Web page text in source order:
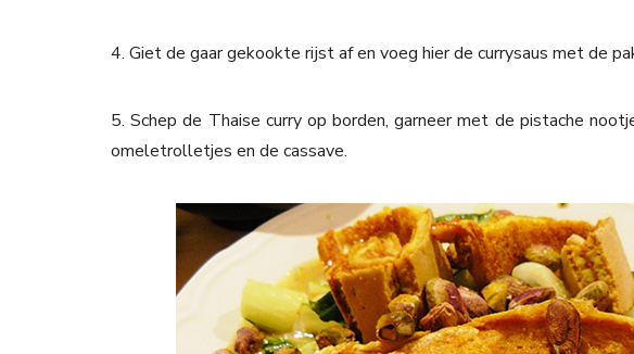
4. Giet de gaar gekookte rijst af en voeg hier de currysaus met de
5. Schep de Thaise curry op borden, garneer met de pistache
omeletrolletjes en de cassave.